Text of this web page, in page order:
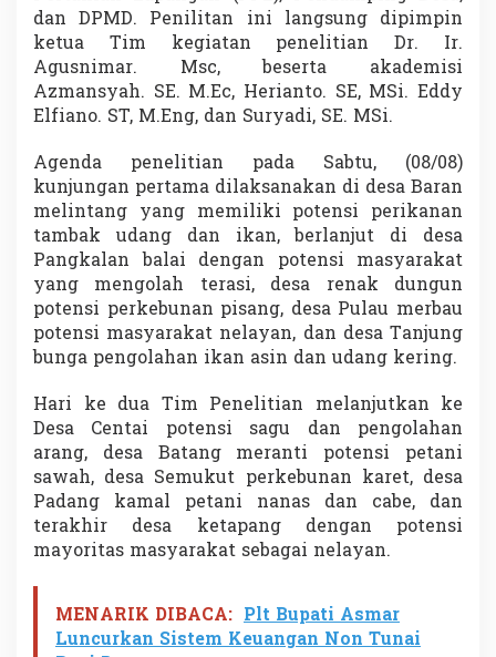
r
i
A
k
m
i
s
i
I
R
dan DPMD. Penilitan ini langsung dipimpin
ketua Tim kegiatan penelitian Dr. Ir.
Agusnimar. Msc, beserta akademisi
Azmansyah. SE. M.Ec, Herianto. SE, MSi. Eddy
Elfiano. ST, M.Eng, dan Suryadi, SE. MSi.
Agenda penelitian pada Sabtu, (08/08)
kunjungan pertama dilaksanakan di desa Baran
melintang yang memiliki potensi perikanan
tambak udang dan ikan, berlanjut di desa
Pangkalan balai dengan potensi masyarakat
yang mengolah terasi, desa renak dungun
potensi perkebunan pisang, desa Pulau merbau
potensi masyarakat nelayan, dan desa Tanjung
bunga pengolahan ikan asin dan udang kering.
Hari ke dua Tim Penelitian melanjutkan ke
Desa Centai potensi sagu dan pengolahan
arang, desa Batang meranti potensi petani
sawah, desa Semukut perkebunan karet, desa
Padang kamal petani nanas dan cabe, dan
terakhir desa ketapang dengan potensi
mayoritas masyarakat sebagai nelayan.
MENARIK DIBACA: Plt Bupati Asmar
Luncurkan Sistem Keuangan Non Tunai